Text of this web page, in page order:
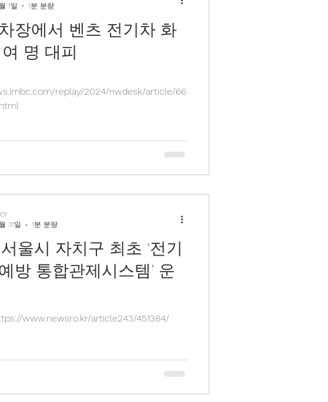
장에서 벤츠 전기차 화
명 대피
replay/2024/nwdesk/article/66
1일
1분 분량
울시 자치구 최초 ‘전기
방 통합관제시스템’ 운
www.newsro.kr/article243/451384/
31일
1분 분량